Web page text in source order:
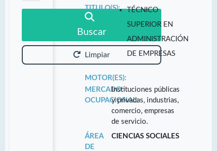
Buscar
Limpiar
TITULO(S):
TÉCNICO
SUPERIOR EN
ADMINISTRACIÓN
DE EMPRESAS
MOTOR(ES):
MERCADO
OCUPACIONAL:
Instituciones públicas
y privadas, industrias,
comercio, empresas
de servicio.
ÁREA
DE
CIENCIAS SOCIALES